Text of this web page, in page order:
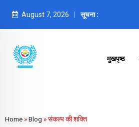
August 7, 2026 सूचना :
मुखपृष्ठ
Home »Blog »संकल्प की शक्ति